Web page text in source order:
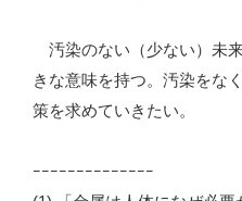
汚染のない（少ない）未
きな意味を持つ。汚染をな
策を求めていきたい。
ｰｰｰｰｰｰｰｰｰｰｰｰｰｰ